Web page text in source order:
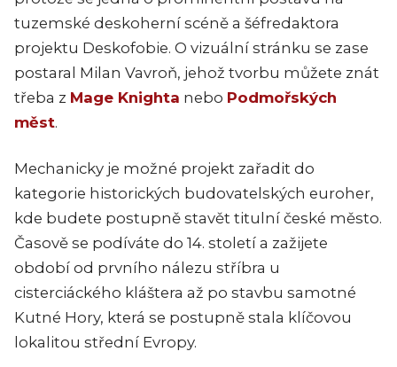
tuzemské deskoherní scéně a šéfredaktora
projektu Deskofobie. O vizuální stránku se zase
postaral Milan Vavroň, jehož tvorbu můžete znát
třeba z Mage Knighta nebo Podmořských
měst.
Mechanicky je možné projekt zařadit do
kategorie historických budovatelských euroher,
kde budete postupně stavět titulní české město.
Časově se podíváte do 14. století a zažijete
období od prvního nálezu stříbra u
cisterciáckého kláštera až po stavbu samotné
Kutné Hory, která se postupně stala klíčovou
lokalitou střední Evropy.